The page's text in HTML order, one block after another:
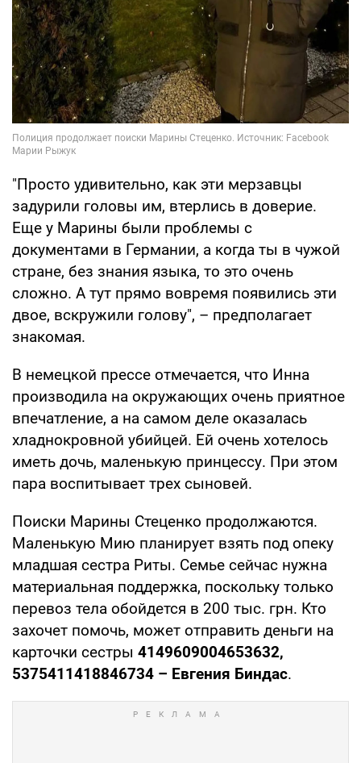
"Просто удивительно, как эти мерзавцы
задурили головы им, втерлись в доверие.
Еще у Марины были проблемы с
документами в Германии, а когда ты в чужой
стране, без знания языка, то это очень
сложно. А тут прямо вовремя появились эти
двое, вскружили голову", – предполагает
знакомая.
В немецкой прессе отмечается, что Инна
производила на окружающих очень приятное
впечатление, а на самом деле оказалась
хладнокровной убийцей. Ей очень хотелось
иметь дочь, маленькую принцессу. При этом
пара воспитывает трех сыновей.
Поиски Марины Стеценко продолжаются.
Маленькую Мию планирует взять под опеку
младшая сестра Риты. Семье сейчас нужна
материальная поддержка, поскольку только
перевоз тела обойдется в 200 тыс. грн. Кто
захочет помочь, может отправить деньги на
карточки сестры 4149609004653632,
5375411418846734 – Евгения Биндас.